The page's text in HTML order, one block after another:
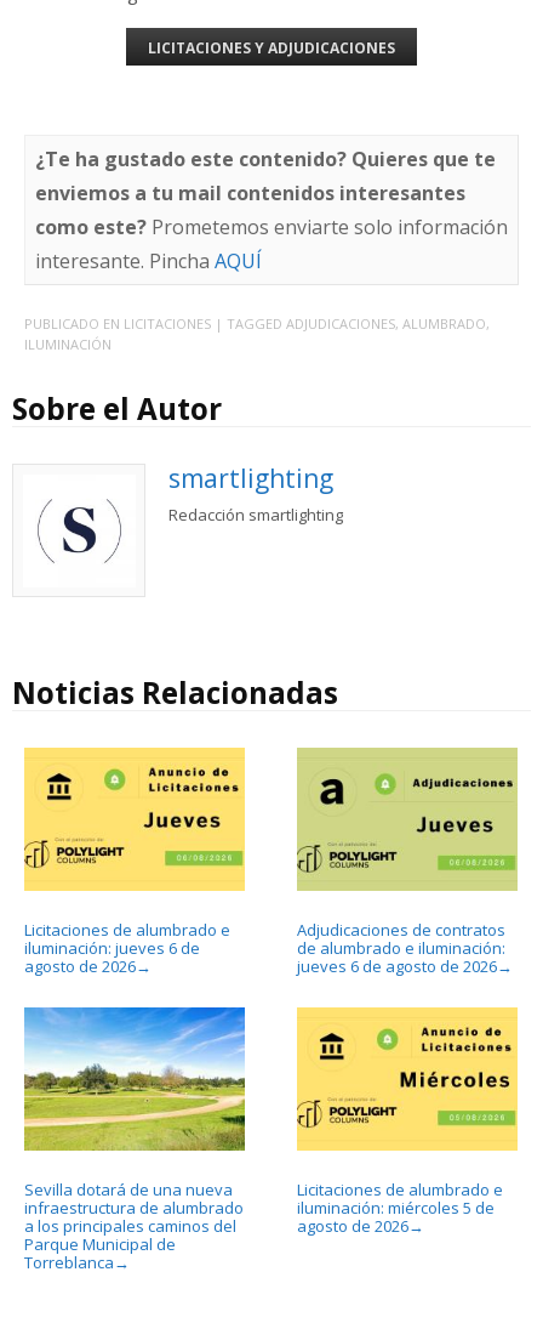
LICITACIONES Y ADJUDICACIONES
¿Te ha gustado este contenido? Quieres que te
enviemos a tu mail contenidos interesantes
como este? Prometemos enviarte solo información
interesante. Pincha AQUÍ
PUBLICADO EN LICITACIONES | TAGGED ADJUDICACIONES, ALUMBRADO,
ILUMINACIÓN
Sobre el Autor
smartlighting
Redacción smartlighting
Noticias Relacionadas
Licitaciones de alumbrado e
iluminación: jueves 6 de
agosto de 2026→
Adjudicaciones de contratos
de alumbrado e iluminación:
jueves 6 de agosto de 2026→
Sevilla dotará de una nueva
infraestructura de alumbrado
a los principales caminos del
Parque Municipal de
Torreblanca →
Licitaciones de alumbrado e
iluminación: miércoles 5 de
agosto de 2026→